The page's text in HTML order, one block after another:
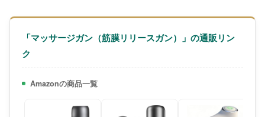
「マッサージガン（筋膜リリースガン）」の通販リン
ク
Amazonの商品一覧